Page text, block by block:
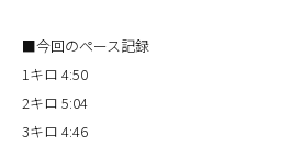
■今回のペース記録
1キロ 4:50
2キロ 5:04
3キロ 4:46